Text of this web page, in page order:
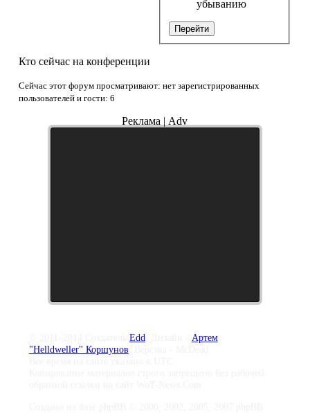
убыванию
Перейти
Кто сейчас на конференции
Сейчас этот форум просматривают: нет зарегистрированных
пользователей и гости: 6
Реклама | Adv
Edd, Дизайн - Артем
"Helldweller" Коршунов